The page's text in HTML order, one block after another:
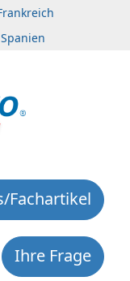
Spanien
Fachartikel
Ihre Frage